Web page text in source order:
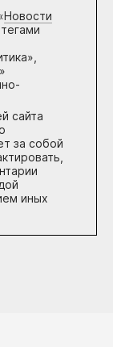
Новости
сайта
за собой
иных